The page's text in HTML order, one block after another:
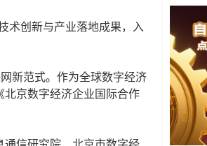
创新与产业落地成果，入
新范式。作为全球数字经济
京数字经济企业国际合作